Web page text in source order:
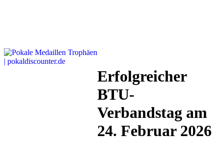
Erfolgreicher
BTU-
Verbandstag am
24. Februar 2026